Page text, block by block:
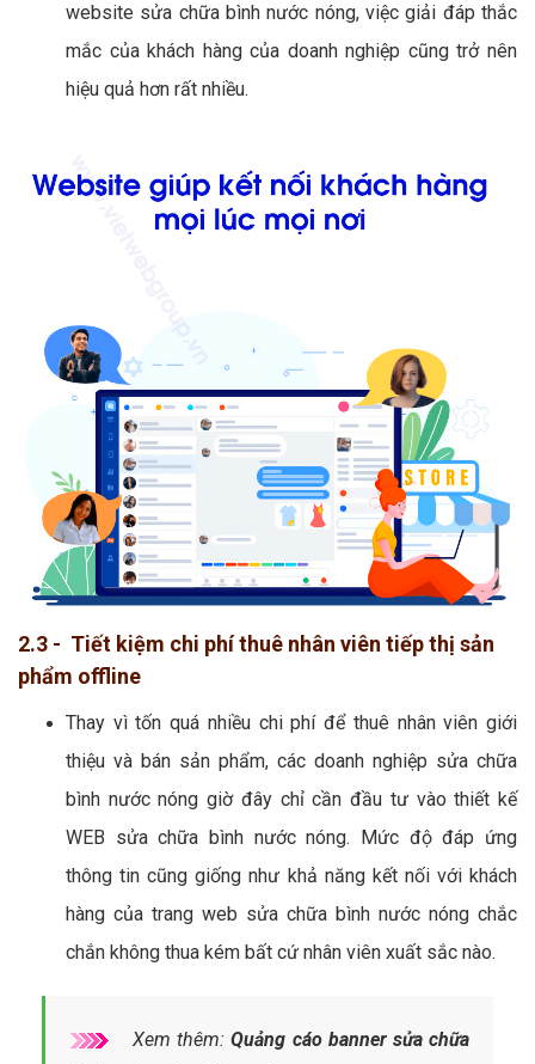
website sửa chữa bình nước nóng, việc giải đáp thắc
mắc của khách hàng của doanh nghiệp cũng trở nên
hiệu quả hơn rất nhiều.
2.3 - Tiết kiệm chi phí thuê nhân viên tiếp thị sản
phẩm offline
Thay vì tốn quá nhiều chi phí để thuê nhân viên giới
thiệu và bán sản phẩm, các doanh nghiệp sửa chữa
bình nước nóng giờ đây chỉ cần đầu tư vào thiết kế
WEB sửa chữa bình nước nóng. Mức độ đáp ứng
thông tin cũng giống như khả năng kết nối với khách
hàng của trang web sửa chữa bình nước nóng chắc
chắn không thua kém bất cứ nhân viên xuất sắc nào.
Xem thêm:Quảng cáo banner sửa chữa